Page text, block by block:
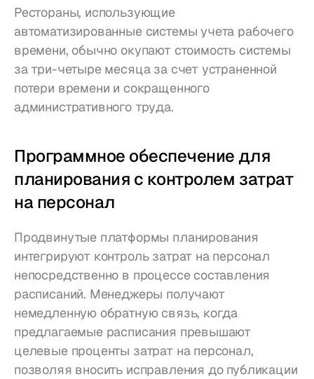
Рестораны, использующие
автоматизированные системы учета рабочего
времени, обычно окупают стоимость системы
за три-четыре месяца за счет устраненной
потери времени и сокращенного
административного труда.
Программное обеспечение для
планирования с контролем затрат
на персонал
Продвинутые платформы планирования
интегрируют контроль затрат на персонал
непосредственно в процессе составления
расписаний. Менеджеры получают
немедленную обратную связь, когда
предлагаемые расписания превышают
целевые проценты затрат на персонал,
позволяя вносить исправления до публикации